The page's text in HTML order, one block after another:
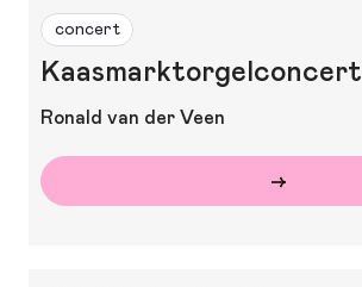
concert
Kaasmarktorgelconcert
Ronald van der Veen